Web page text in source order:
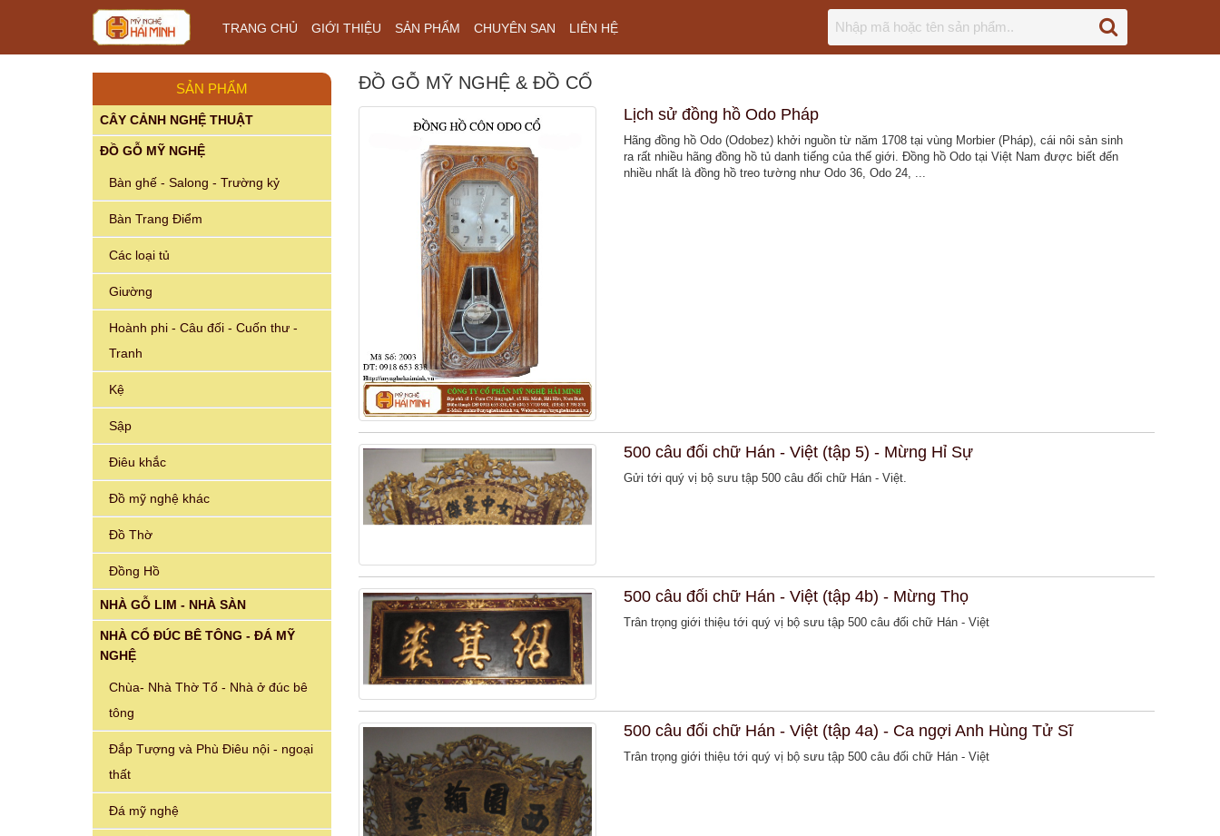
TRANG CHỦ GIỚI THIỆU SẢN PHẨM CHUYÊN SAN LIÊN HỆ
SẢN PHẨM
CÂY CẢNH NGHỆ THUẬT
ĐỒ GỖ MỸ NGHỆ
Bàn ghế - Salong - Trường kỷ
Bàn Trang Điểm
Các loại tủ
Giường
Hoành phi - Câu đối - Cuốn thư -
Tranh
Kệ
Sập
Điêu khắc
Đồ mỹ nghệ khác
Đồ Thờ
Đồng Hồ
NHÀ GỖ LIM - NHÀ SÀN
NHÀ CỔ ĐÚC BÊ TÔNG - ĐÁ MỸ
NGHỆ
Chùa- Nhà Thờ Tổ - Nhà ở đúc bê
tông
Đắp Tượng và Phù Điêu nội - ngoại
thất
Đá mỹ nghệ
ĐỒ GỖ MỸ NGHỆ & ĐỒ CỔ
Lịch sử đồng hồ Odo Pháp
Hãng đồng hồ Odo (Odobez) khởi nguồn từ năm 1708 tại vùng Morbier (Pháp), cái nôi sản sinh
ra rất nhiều hãng đồng hồ tủ danh tiếng của thế giới. Đồng hồ Odo tại Việt Nam được biết đến
nhiều nhất là đồng hồ treo tường như Odo 36, Odo 24, ...
500 câu đối chữ Hán - Việt (tập 5) - Mừng Hỉ Sự
Gửi tới quý vị bộ sưu tập 500 câu đối chữ Hán - Việt.
500 câu đối chữ Hán - Việt (tập 4b) - Mừng Thọ
Trân trọng giới thiệu tới quý vị bộ sưu tập 500 câu đối chữ Hán - Việt
500 câu đối chữ Hán - Việt (tập 4a) - Ca ngợi Anh Hùng Tử Sĩ
Trân trọng giới thiệu tới quý vị bộ sưu tập 500 câu đối chữ Hán - Việt